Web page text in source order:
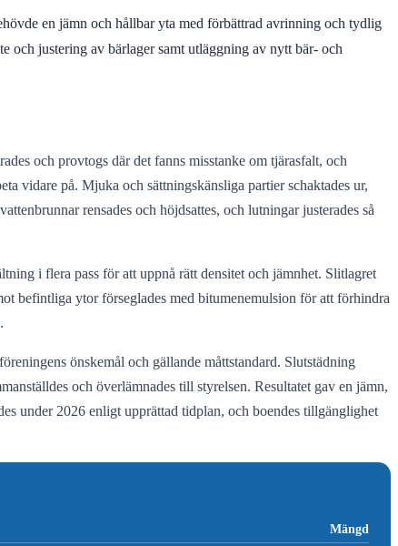
en jämn och hållbar yta med förbättrad avrinning och tydlig
och justering av bärlager samt utläggning av nytt bär- och
och provtogs där det fanns misstanke om tjärasfalt, och
vidare på. Mjuka och sättningskänsliga partier schaktades ur,
rensades och höjdsattes, och lutningar justerades så
i flera pass för att uppnå rätt densitet och jämnhet. Slitlagret
befintliga ytor förseglades med bitumenemulsion för att förhindra
önskemål och gällande måttstandard. Slutstädning
och överlämnades till styrelsen. Resultatet gav en jämn,
under 2026 enligt upprättad tidplan, och boendes tillgänglighet
Mängd